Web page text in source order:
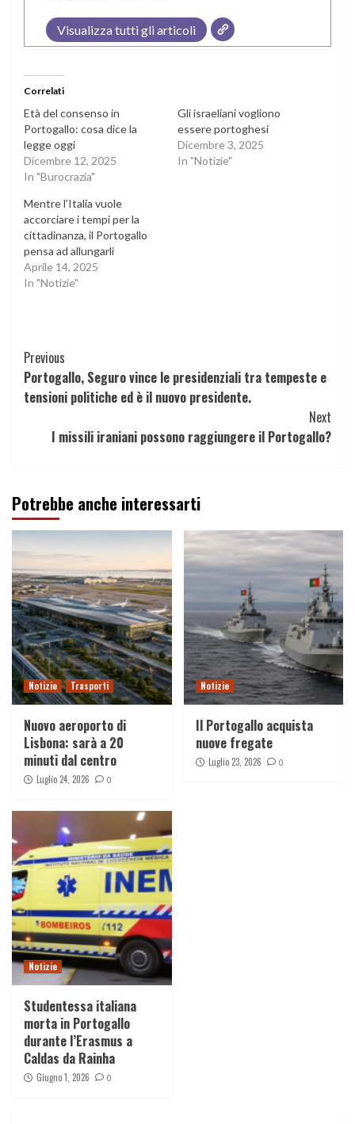
Visualizza tutti gli articoli
Correlati
Età del consenso in
Portogallo: cosa dice la
legge oggi
Dicembre 12, 2025
In "Burocrazia"
Gli israeliani vogliono
essere portoghesi
Dicembre 3, 2025
In "Notizie"
Mentre l’Italia vuole
accorciare i tempi per la
cittadinanza, il Portogallo
pensa ad allungarli
Aprile 14, 2025
In "Notizie"
Continue
Reading
Previous
Portogallo, Seguro vince le presidenziali tra tempeste e
tensioni politiche ed è il nuovo presidente.
Next
I missili iraniani possono raggiungere il Portogallo?
Potrebbe anche interessarti
Notizie Trasporti
Nuovo aeroporto di
Lisbona: sarà a 20
minuti dal centro
Luglio 24, 2026 0
Notizie
Il Portogallo acquista
nuove fregate
Luglio 23, 2026 0
Notizie
Studentessa italiana
morta in Portogallo
durante l’Erasmus a
Caldas da Rainha
Giugno 1, 2026 0